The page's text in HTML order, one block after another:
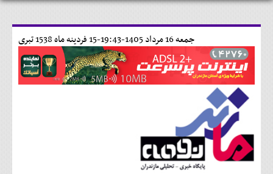
15 فردينه ماه 1538 تبری جمعه 16 مرداد 1405-19:43-